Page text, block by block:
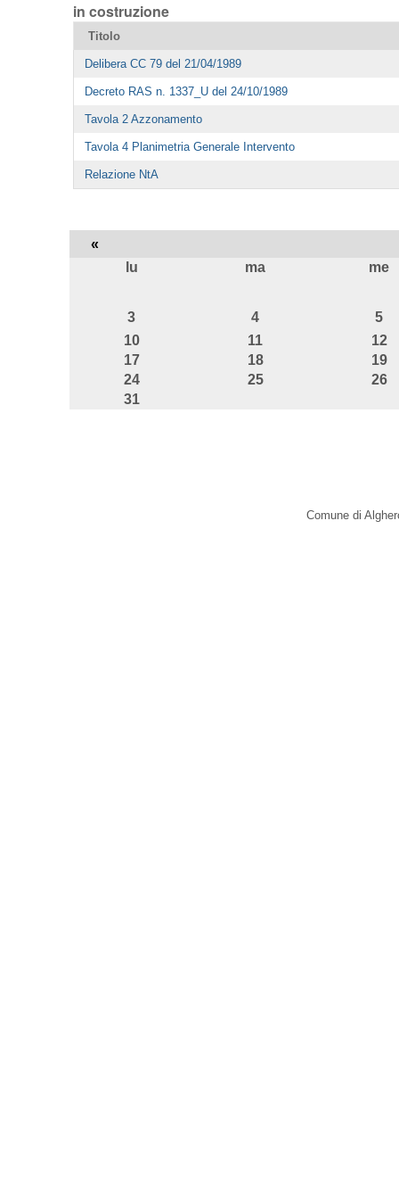
in costruzione
Titolo
Delibera CC 79 del 21/04/1989
Decreto RAS n. 1337_U del 24/10/1989
Tavola 2 Azzonamento
Tavola 4 Planimetria Generale Intervento
Relazione NtA
«
lu ma me
3 4
5
10
11
12
17
18
19
24
25
26
31
Comune di